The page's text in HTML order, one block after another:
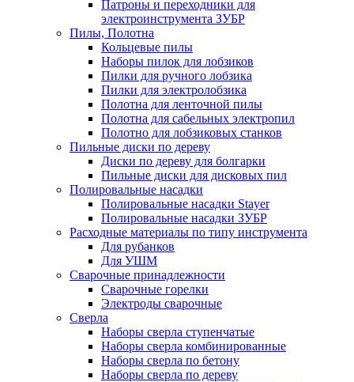
Патроны и переходники для
электроинструмента ЗУБР
Пилы, Полотна
Кольцевые пилы
Наборы пилок для лобзиков
Пилки для ручного лобзика
Пилки для электролобзика
Полотна для ленточной пилы
Полотна для сабельных электропил
Полотно для лобзиковых станков
Пильные диски по дереву
Диски по дереву для болгарки
Пильные диски для дисковых пил
Полировальные насадки
Полировальные насадки Stayer
Полировальные насадки ЗУБР
Расходные материалы по типу инструмента
Для рубанков
Для УШМ
Сварочные принадлежности
Сварочные горелки
Электроды сварочные
Сверла
Наборы cверла ступенчатые
Наборы сверла комбинированные
Наборы сверла по бетону
Наборы сверла по дереву